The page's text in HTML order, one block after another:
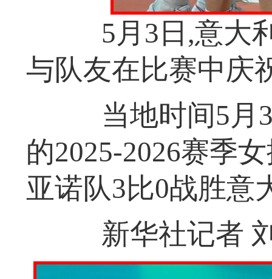
5月3日,意大利
与队友在比赛中庆
当地时间5月3
的2025-2026赛季
亚诺队3比0战胜意
新华社记者